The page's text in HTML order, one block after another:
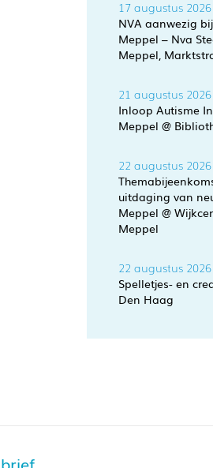
17 augustus 2026
NVA aanwezig
Meppel – Nva
Meppel,
21 augustus 2026
Inloop Autisme
Meppel @
22 augustus 2026
uitdaging van
Meppel @
Meppel
22 augustus 2026
Spelletjes- en
Den Haag